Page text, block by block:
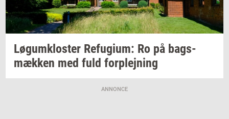
Løgum­klo­ster Re­fu­gi­um: Ro på bags­
mæk­ken med fuld for­plej­ning
ANNONCE